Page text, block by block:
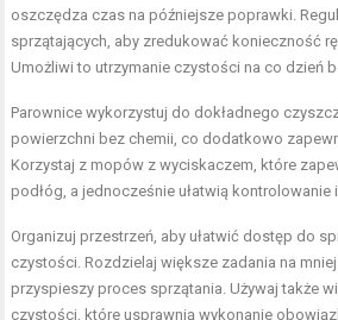
oszczędza czas na późniejsze poprawki.
sprzątających, aby zredukować konieczność
Umożliwi to utrzymanie czystości na co dzień
Parownice wykorzystuj do dokładnego
powierzchni bez chemii, co dodatkowo
Korzystaj z mopów z wyciskaczem, które
podłóg, a jednocześnie ułatwią kontrolowanie
Organizuj przestrzeń, aby ułatwić dostęp do
czystości. Rozdzielaj większe zadania na
przyspieszy proces sprzątania. Używaj także
czystości, które usprawnią wykonanie